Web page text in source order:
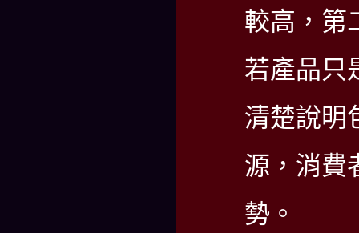
較高，第
若產品只
清楚說明
源，消費
勢。